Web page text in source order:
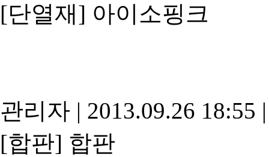
[단열재] 아이소핑크
관리자 | 2013.09.26 18:55 |
[합판] 합판